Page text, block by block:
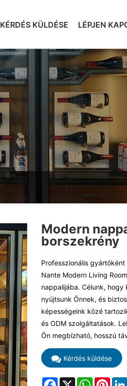
KÉRDÉS KÜLDÉSE LÉPJEN
Modern
borszekrény
Professzionális
Nante Modern Living
nappalijába. Célunk,
nyújtsunk Önnek, és
képességeink közé
és ODM szolgáltatások.
Ön megbízható, hosszú
Kérdés küldése
Facebook
X WhatsApp